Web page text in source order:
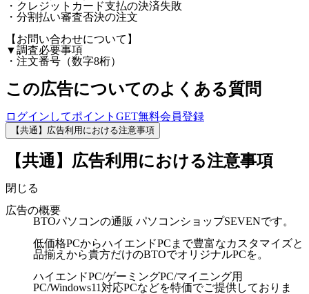
・クレジットカード支払の決済失敗
・分割払い審査否決の注文
【お問い合わせについて】
▼調査必要事項
・注文番号（数字8桁）
この広告についてのよくある質問
ログインしてポイントGET無料会員登録
【共通】広告利用における注意事項
【共通】広告利用における注意事項
閉じる
広告の概要
BTOパソコンの通販 パソコンショップSEVENです。
低価格PCからハイエンドPCまで豊富なカスタマイズと
品揃えから貴方だけのBTOでオリジナルPCを。
ハイエンドPC/ゲーミングPC/マイニング用
PC/Windows11対応PCなどを特価でご提供しておりま